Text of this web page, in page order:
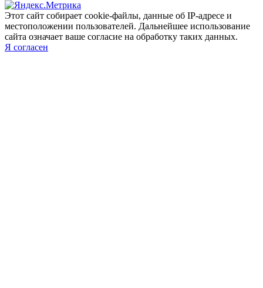
Этот сайт собирает cookie-файлы, данные об IP-адресе и
местоположении пользователей. Дальнейшее использование
сайта означает ваше согласие на обработку таких данных.
Я согласен